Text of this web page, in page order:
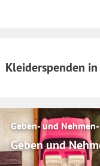
Kleiderspenden
Geben- und
Geben und